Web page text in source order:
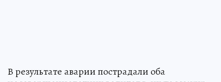
В результате аварии пострадали оба